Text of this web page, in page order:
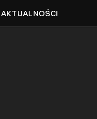
AKTUALNOŚCI